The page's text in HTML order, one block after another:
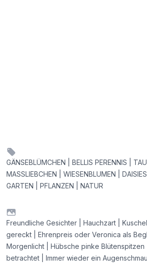
GÄNSEBLÜMCHEN | BELLIS PERENNIS |
MASSLIEBCHEN | WIESENBLUMEN |
GARTEN | PFLANZEN | NATUR
Freundliche Gesichter | Hauchzart |
gereckt | Ehrenpreis oder Veronica als
Morgenlicht | Hübsche pinke
betrachtet | Immer wieder ein